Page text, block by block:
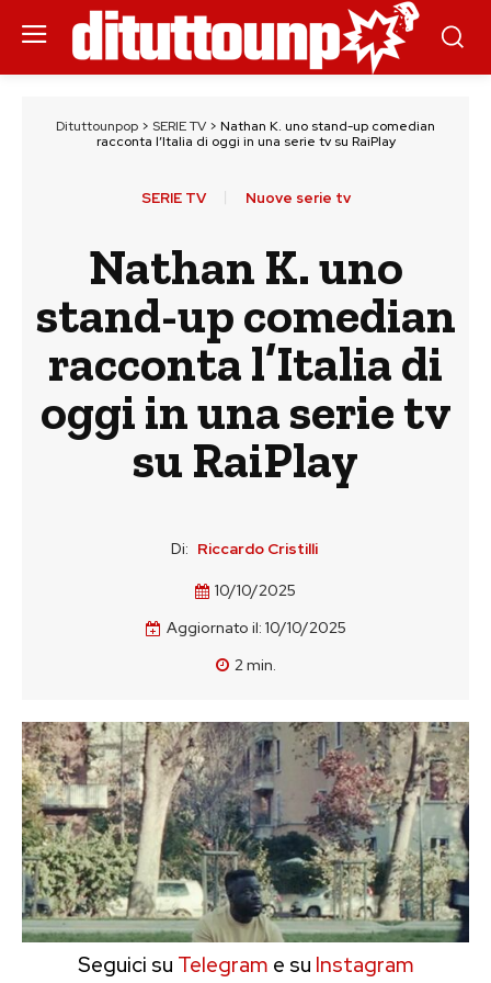
Dituttounpop > SERIE TV > Nathan K. uno stand-up comedian
racconta l’Italia di oggi in una serie tv su RaiPlay
SERIE TV Nuove serie tv
Nathan K. uno
stand-up comedian
racconta l’Italia di
oggi in una serie tv
su RaiPlay
Di: Riccardo Cristilli
10/10/2025
Aggiornato il: 10/10/2025
2min.
Seguici su Telegram e su Instagram